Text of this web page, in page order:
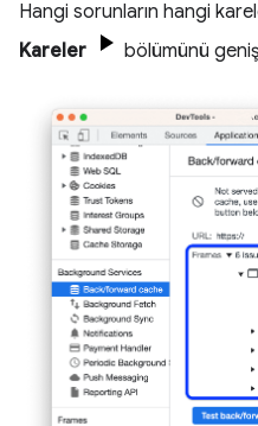
Hangi sorunların hangi
Kareler
bölümünü